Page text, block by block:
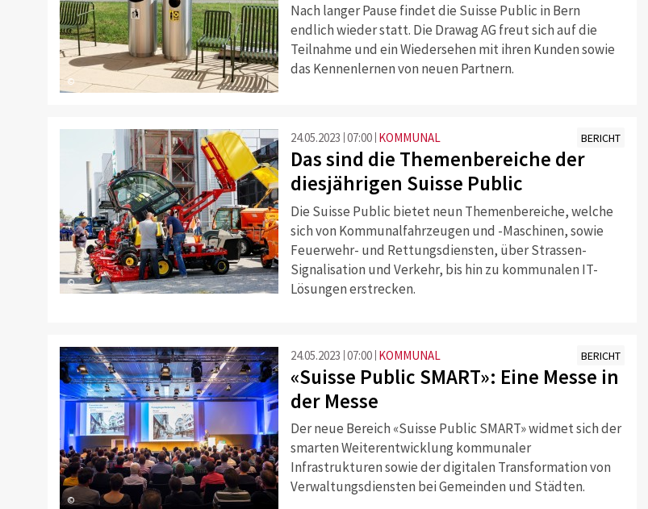
©
Nach langer Pause findet die Suisse Public in Bern
endlich wieder statt. Die Drawag AG freut sich auf die
Teilnahme und ein Wiedersehen mit ihren Kunden sowie
das Kennenlernen von neuen Partnern.
©
24.05.2023 07:00 KOMMUNAL BERICHT
Das sind die Themenbereiche der
diesjährigen Suisse Public
Die Suisse Public bietet neun Themenbereiche, welche
sich von Kommunalfahrzeugen und -Maschinen, sowie
Feuerwehr- und Rettungsdiensten, über Strassen-
Signalisation und Verkehr, bis hin zu kommunalen IT-
Lösungen erstrecken.
©
24.05.2023 07:00 KOMMUNAL BERICHT
«Suisse Public SMART»: Eine Messe in
der Messe
Der neue Bereich «Suisse Public SMART» widmet sich der
smarten Weiterentwicklung kommunaler
Infrastrukturen sowie der digitalen Transformation von
Verwaltungsdiensten bei Gemeinden und Städten.